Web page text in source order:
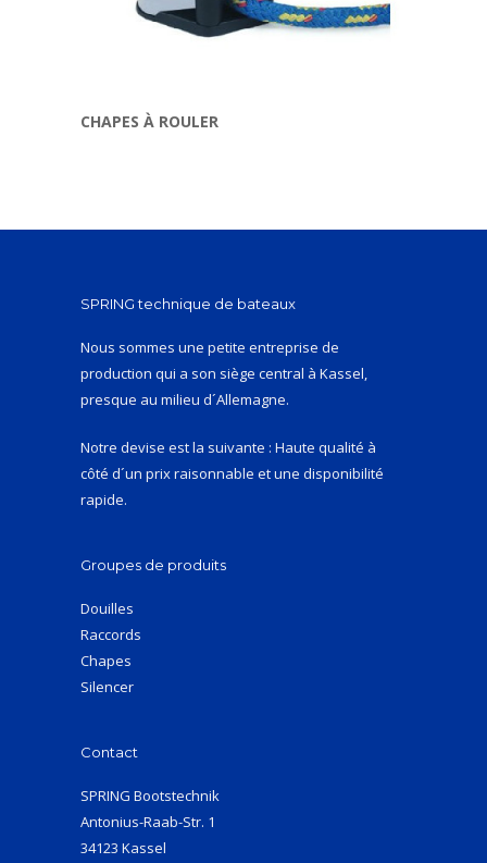
CHAPES À ROULER
SPRING technique de bateaux
Nous sommes une petite entreprise de
production qui a son siège central à Kassel,
presque au milieu d´Allemagne.
Notre devise est la suivante : Haute qualité à
côté d´un prix raisonnable et une disponibilité
rapide.
Groupes de produits
Douilles
Raccords
Chapes
Silencer
Contact
SPRING Bootstechnik
Antonius-Raab-Str. 1
34123 Kassel